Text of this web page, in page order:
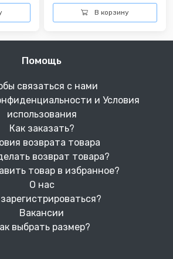
В корзину
Помощь
связаться с нами
и Условия
использования
Как заказать?
возврата товара
возврат товара?
товар в избранное?
О нас
Вакансии
выбрать размер?